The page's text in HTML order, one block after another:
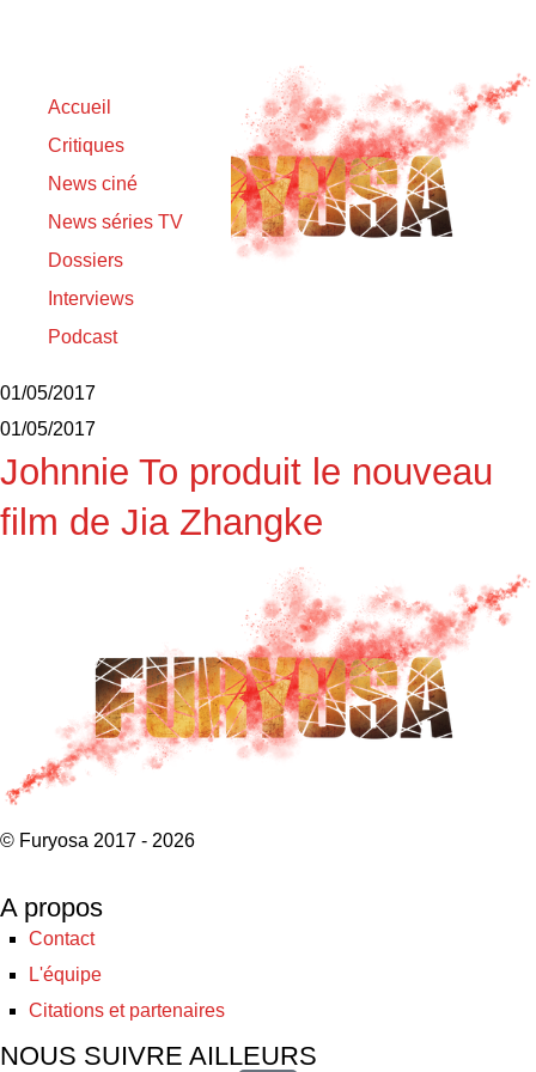
Accueil
Critiques
News ciné
News séries TV
Dossiers
Interviews
Podcast
在清朝
01/05/2017
01/05/2017
Johnnie To produit le nouveau
film de Jia Zhangke
© Furyosa 2017 - 2026
A propos
Contact
L'équipe
Citations et partenaires
NOUS SUIVRE AILLEURS